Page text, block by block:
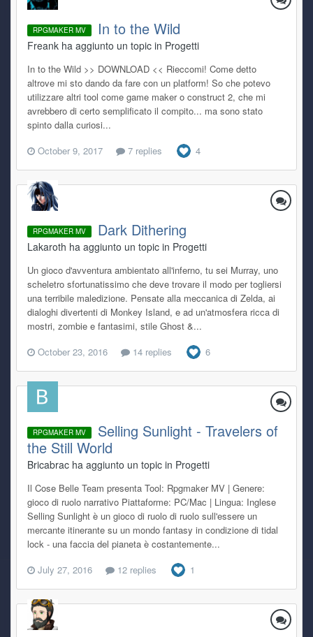
RPGMAKER MV In to the Wild
Freank ha aggiunto un topic in Progetti
In to the Wild >> DOWNLOAD << Rieccomi! Come detto
altrove mi sto dando da fare con un platform! So che potevo
utilizzare altri tool come game maker o construct 2, che mi
avrebbero di certo semplificato il compito... ma sono stato
spinto dalla curiosi...
October 9, 2017
7 replies 4
RPGMAKER MV Dark Dithering
Lakaroth ha aggiunto un topic in Progetti
Un gioco d'avventura ambientato all'inferno, tu sei Murray, uno
scheletro sfortunatissimo che deve trovare il modo per togliersi
una terribile maledizione. Pensate alla meccanica di Zelda, ai
dialoghi divertenti di Monkey Island, e ad un'atmosfera ricca di
mostri, zombie e fantasimi, stile Ghost &...
October 23, 2016
14 replies 6
RPGMAKER MV
Selling Sunlight - Travelers of
the Still World
Bricabrac ha aggiunto un topic in Progetti
Il Cose Belle Team presenta Tool: Rpgmaker MV | Genere:
gioco di ruolo narrativo Piattaforme: PC/Mac | Lingua: Inglese
Selling Sunlight è un gioco di ruolo di ruolo sull'essere un
mercante itinerante su un mondo fantasy in condizione di tidal
lock - una faccia del pianeta è costantemente...
July 27, 2016
12 replies 1